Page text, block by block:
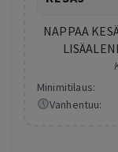
NAPPAA
Minimitilaus:
Vanhentuu: